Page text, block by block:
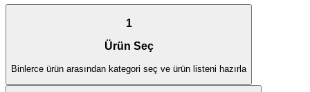
1
Ürün Seç
Binlerce ürün arasından kategori seç ve ürün listeni hazırla